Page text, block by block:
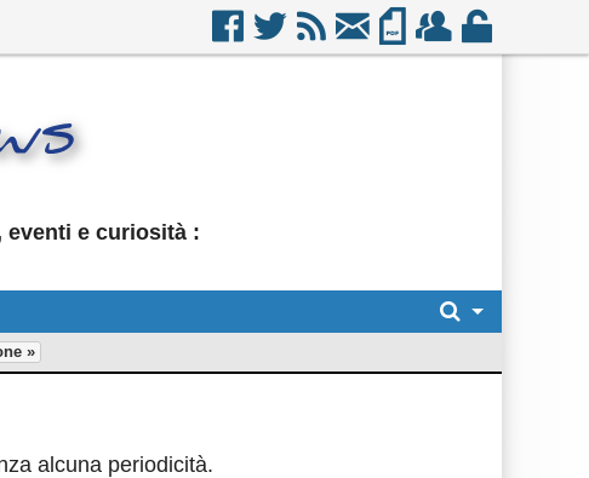
eventi e curiosità :
»
alcuna periodicità.